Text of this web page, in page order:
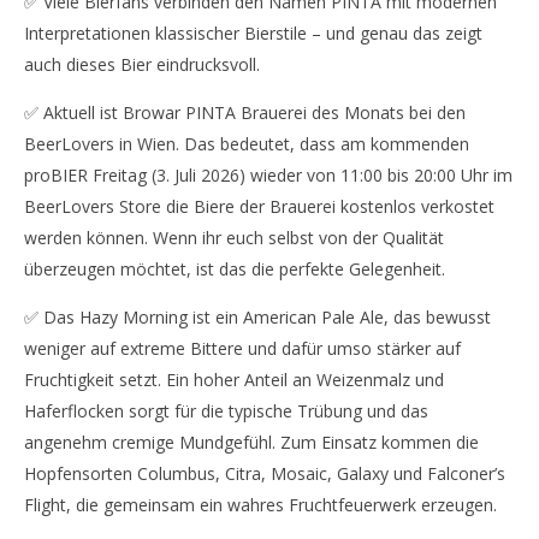
Interpretationen klassischer Bierstile – und genau das zeigt
auch dieses Bier eindrucksvoll.
✅ Aktuell ist Browar PINTA Brauerei des Monats bei den
BeerLovers in Wien. Das bedeutet, dass am kommenden
proBIER Freitag (3. Juli 2026) wieder von 11:00 bis 20:00 Uhr im
BeerLovers Store die Biere der Brauerei kostenlos verkostet
werden können. Wenn ihr euch selbst von der Qualität
überzeugen möchtet, ist das die perfekte Gelegenheit.
✅ Das Hazy Morning ist ein American Pale Ale, das bewusst
weniger auf extreme Bittere und dafür umso stärker auf
Fruchtigkeit setzt. Ein hoher Anteil an Weizenmalz und
Haferflocken sorgt für die typische Trübung und das
angenehm cremige Mundgefühl. Zum Einsatz kommen die
Hopfensorten Columbus, Citra, Mosaic, Galaxy und Falconer’s
Flight, die gemeinsam ein wahres Fruchtfeuerwerk erzeugen.